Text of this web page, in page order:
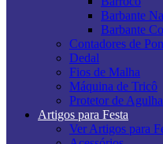
Barbante
Barbante
Contadores de
Dedal
Fios de Malha
Máquina de Tricô
Protetor de Agulha
Artigos para Festa
Ver Artigos para